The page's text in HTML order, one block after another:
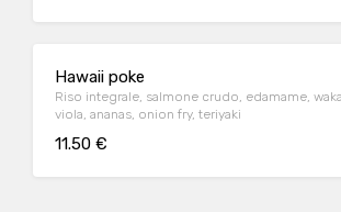
Hawaii poke
Riso integrale, salmone crudo, edamame,
viola, ananas, onion fry, teriyaki
11.50 €